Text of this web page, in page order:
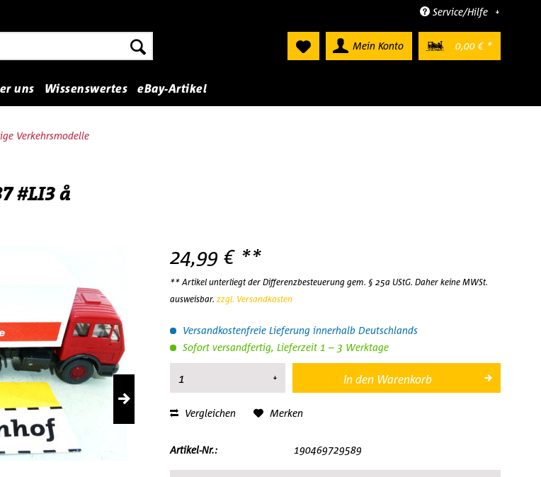
Service/Hilfe
Mein Konto 0,00 € *
uns Wissenswertes eBay-Artikel
Verkehrsmodelle
#LI3 å
24,99 € **
** Artikel unterliegt der Differenzbesteuerung gem. § 25a UStG. Daher keine MWSt.
ausweisbar. zzgl. Versandkosten
Versandkostenfreie Lieferung innerhalb Deutschlands
Sofort versandfertig, Lieferzeit 1 – 3 Werktage
In den Warenkorb
Vergleichen Merken
Artikel-Nr.: 190469729589